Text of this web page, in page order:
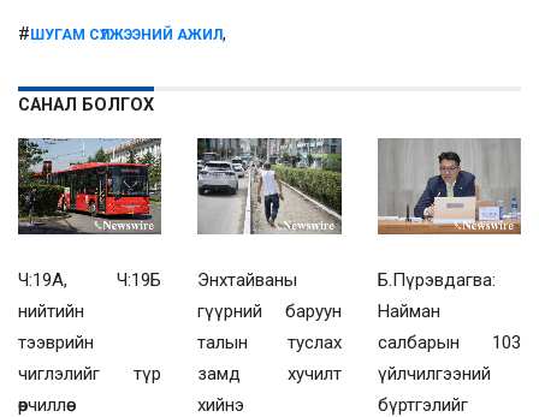
# ШУГАМ СҮЛЖЭЭНИЙ АЖИЛ,
САНАЛ БОЛГОХ
Ч:19А, Ч:19Б
нийтийн
тээврийн
чиглэлийг түр
өөрчиллөө
Энхтайваны
гүүрний баруун
талын туслах
замд хучилт
хийнэ
Б.Пүрэвдагва:
Найман
салбарын 103
үйлчилгээний
бүртгэлийг